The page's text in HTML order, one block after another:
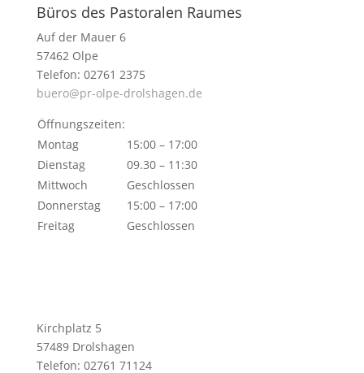
Büros des Pastoralen Raumes
Auf der Mauer 6
57462 Olpe
Telefon: 02761 2375
buero@pr-olpe-drolshagen.de
Öffnungszeiten:
Montag
15:00 – 17:00
Dienstag
09.30 – 11:30
Mittwoch
Geschlossen
Donnerstag
15:00 – 17:00
Freitag
Geschlossen
Kirchplatz 5
57489 Drolshagen
Telefon: 02761 71124